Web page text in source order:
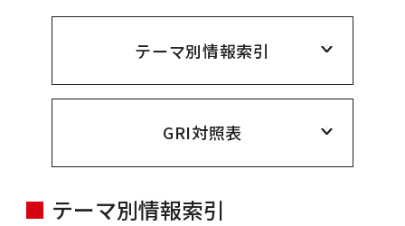
テーマ別情報索引
GRI対照表
テーマ別情報索引